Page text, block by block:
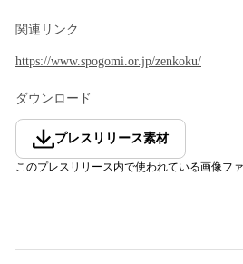
関連リンク
https://www.spogomi.or.jp/zenkoku/
ダウンロード
プレスリリース素材
このプレスリリース内で使われている画像フ